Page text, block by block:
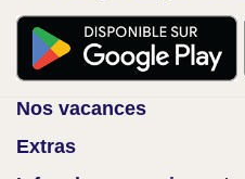
Nos vacances
Extras